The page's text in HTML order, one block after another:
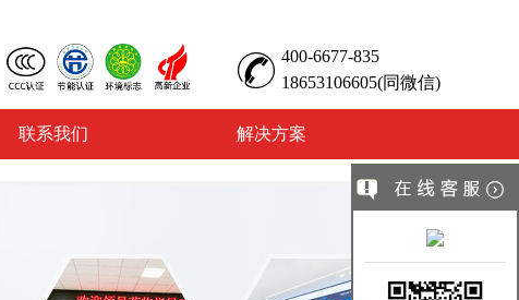
400-6677-835
18653106605(同微信)
联系我们 解决方案